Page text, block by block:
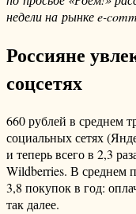
недели на рынке e-
Россияне
соцсетях
660 рублей в среднем
социальных сетях
и теперь всего в 2,3
Wildberries. В среднем
3,8 покупок в год:
так далее.